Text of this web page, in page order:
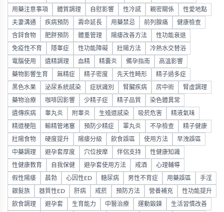
用藥注意事項 體質調理 自慰影響 性冷感 親密關係 性愛地點
夫妻溝通 疾病預防 壽命延長 用藥禁忌 前列腺痛 健康檢查
含鋅食物 肥胖預防 體重管理 陽痿改善方法 性功能衰退
免疫性不育 隱睾症 性功能障礙 壯陽方法 冷熱水交替浴
電腦使用 遺精調理 血精 精囊炎 備孕指南 高溫影響
藥物影響生育 無精症 精子密度 先天性畸形 精子過多症
黑色水果 泌尿系統感染 症狀識別 腎臟疾病 房中術 腎虛調理
藥物治療 咖啡因影響 少精子症 精子品質 染色體異常
遺傳疾病 睾丸炎 附睾炎 生殖道感染 吸菸危害 精液氣味
精道梗阻 輸精管堵塞 預防少精症 睪丸炎 不孕檢查 精子健康
壯陽食物 硬度提升 陽痿分級 飲食誤區 使用方法 早洩誤區
中藥調理 避孕套厚度 穴位按摩 伴侶支持 性健康知識
性健康教育 自我保健 避孕套使用方法 戒酒 心理輔導
假性陽痿 晨勃 心因性ED 糖尿病 男性不育症 用藥誤區 手淫
銀髮族 器質性ED 肝病 戒菸 預防方法 營養補充 性功能提升
飲食調理 避孕套 生育能力 中醫治療 運動鍛鍊 生活習慣改善